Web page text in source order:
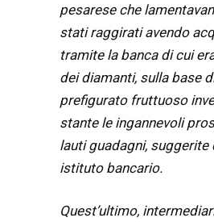
pesarese che
stati raggirati avendo
tramite la banca di cui
dei diamanti, sulla base
prefigurato fruttuoso
stante le ingannevoli
lauti guadagni,
istituto bancario.
Quest’ultimo,